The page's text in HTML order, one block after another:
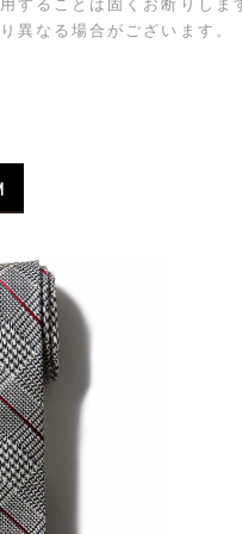
することは固くお断りしま
異なる場合がございます。